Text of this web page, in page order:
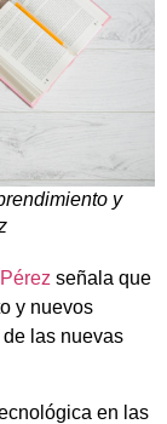
y
señala que
y nuevos
las nuevas
en las